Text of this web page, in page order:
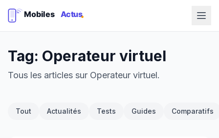
Tag: Operateur virtuel
Tous les articles sur Operateur virtuel.
Tout Actualités Tests Guides Comparatifs